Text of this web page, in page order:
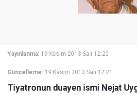
Yayınlanma: 19 Kasım 2013 Salı 12:20
Güncelleme: 19 Kasım 2013 Salı 12:21
Tiyatronun duayen ismi Nejat